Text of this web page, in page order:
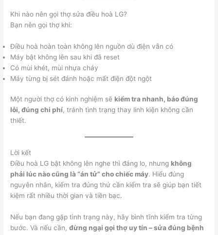
Khi nào nên gọi thợ sửa điều hoà LG?
Bạn nên gọi thợ khi:
Điều hoà hoàn toàn không lên nguồn dù điện vẫn có
Máy bật không lên sau khi đã reset
Có mùi khét, mùi nhựa cháy
Máy từng bị sét đánh hoặc mất điện đột ngột
Một người thợ có kinh nghiệm sẽ kiểm tra nhanh, báo đúng
lỗi, đúng chi phí, tránh tình trạng thay linh kiện không cần
thiết.
Lời kết
Điều hoà LG bật không lên nghe thì đáng lo, nhưng không
phải lúc nào cũng là “án tử” cho chiếc máy. Hiểu đúng
nguyên nhân, kiểm tra đúng thứ cần kiểm tra sẽ giúp bạn tiết
kiệm rất nhiều thời gian và tiền bạc.
Nếu bạn đang gặp tình trạng này, hãy bình tĩnh kiểm tra từng
bước. Và nếu cần,đừng ngại gọi thợ uy tín – sửa đúng bệnh